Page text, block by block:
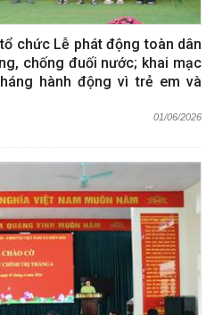
chức Lễ phát động toàn dân
chống đuối nước; khai mạc
hành động vì trẻ em và
01/06/2026